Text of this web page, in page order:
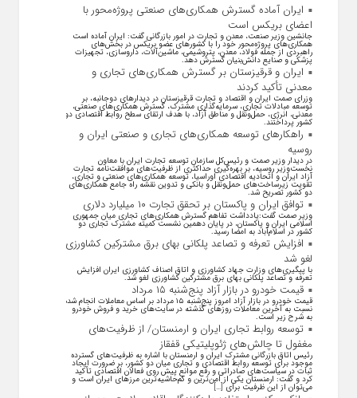
ایران آماده گسترش همکاری‌های صنعتی پروژه‌محور با
اعضای بریکس است
جانشین وزیر صنعت، معدن و تجارت در امور بازرگانی گفت: ایران آماده است
همکاری‌های پروژه‌محور خود را با کشور‌های عضو بریکس در بخش‌های
راهبردی از جمله فولاد، معدن، پتروشیمی، ماشین‌آلات، داروسازی، تجهیزات
پزشکی و صنایع دانش‌بنیان گسترش دهد.
ایران و قرقیزستان بر گسترش همکاری‌های تجاری و
معدنی تأکید کردند
وزرای صمت ایران و اقتصاد و تجارت قرقیزستان در دیدار‌های دوجانبه، بر
توسعه مبادلات تجاری، سرمایه‌گذاری مشترک، گسترش همکاری‌های صنعتی،
معدنی، انرژی، حمل‌ونقل و مناطق آزاد، با هدف ارتقای سطح روابط اقتصادی دو
کشور پرداختند.
راهکارهای توسعه همکاری‌های تجاری و صنعتی ایران و
روسیه
در دیدار وزیر صمت و رئیس‌کل سازمان توسعه تجارت ایران با معاون
نخست‌وزیر روسیه، بر بهره‌گیری حداکثری از ظرفیت‌های موافقت‌نامه تجارت
آزاد ایران و اتحادیه اقتصادی اوراسیا، توسعه همکاری‌های صنعتی و تجاری،
تقویت زیرساخت‌های حمل‌ونقل و بانکی و تدوین نقشه راه جامع همکاری‌های
دو کشور تصریح شد.
توافق ایران و پاکستان بر تحقق تجارت ۱۰ میلیارد دلاری
وزیر صمت گفت:یادداشت تفاهم گسترش همکاری‌های تجاری میان جمهوری
اسلامی ایران و پاکستان، در پایان دهمین نشست کمیته مشترک تجاری دو
کشور در اسلام‌آباد به امضا رسید.
افزایش تعرفه و تصاعد پلکانی بهای برق مشترکین کشاورزی
لغو شد
با پیگیری‌های وزارت جهاد کشاورزی و اتاق اصناف کشاورزی ایران افزایش
تعرفه و تصاعد پلکانی بهای برق مشترکین کشاورزی لغو شد.
قیمت خودرو در بازار آزاد پنج‌شنبه ۱۵ مرداد
قیمت خودرو در بازار آزاد امروز پنج‌شنبه ۱۵ مرداد بر اساس معاملات انجام شده
نسبت به آخرین معاملات روز‌های گذشته در سایت‌های خرید و فروش خودرو
به شرح زیر است.
توسعه روابط تجاری ایران و ارمنستان/ از ظرفیت‌های
مغفول تا چالش‌های ژئوپلیتیکی قفقاز
رئیس اتاق بازرگانی مشترک ایران و ارمنستان با اشاره به ظرفیت‌های گسترده
موجود برای توسعه روابط اقتصادی و تجاری میان دو کشور، بر ضرورت ایجاد
ثبات در سیاست‌های صادراتی و رفع موانع پیش روی فعالان اقتصادی تأکید
کرد و گفت: ارمنستان یکی از امن‌ترین و کم‌حاشیه‌ترین مرز‌های ایران است و
می‌توان از این ظرفیت برای […]